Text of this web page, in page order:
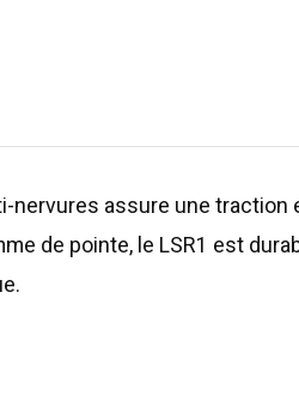
nervures assure une traction
de pointe, le LSR1 est